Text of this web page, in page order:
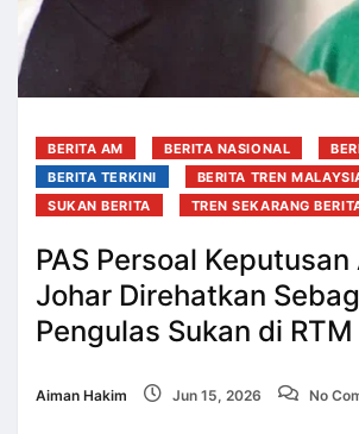
BERITA AM BERITA NASIONAL
BERITA TERKINI
BERITA TREN
SUKAN BERITA
TREN SEKARANG
PAS Persoal Keputusan
Johar Direhatkan
Pengulas Sukan di RTM
Aiman Hakim Jun 15, 2026 No